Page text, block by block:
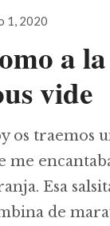
1, 2020
a
vide
os traemos
me
Esa
de